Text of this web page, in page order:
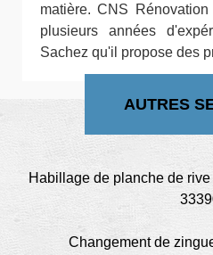
matière. CNS
plusieurs années
Sachez qu'il propose des
AUTRES
Habillage de planche de
Changement de